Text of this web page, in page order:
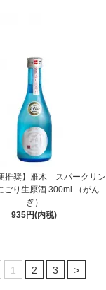
推奨】雁木 スパークリン
ごり生原酒 300ml （がん
ぎ）
935円(内税)
1 2 3 >